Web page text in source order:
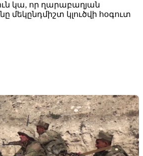
կա, որ ղարաբաղյան
մեկընդմիշտ կլուծվի հօգուտ